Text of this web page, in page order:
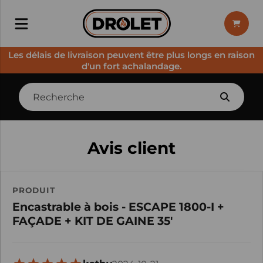
Les délais de livraison peuvent être plus longs en raison
d'un fort achalandage.
Avis client
PRODUIT
Encastrable à bois - ESCAPE 1800-I +
FAÇADE + KIT DE GAINE 35'